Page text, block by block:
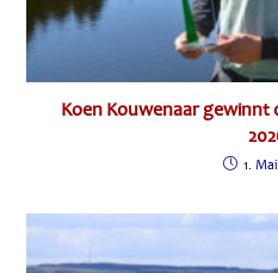
Koen Kouwenaar gewinnt
1.